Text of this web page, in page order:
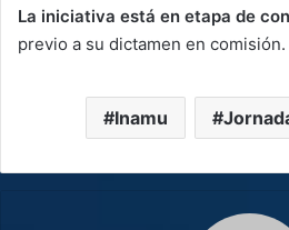
La iniciativa está en etapa de
previo a su dictamen en comisión.
Inamu